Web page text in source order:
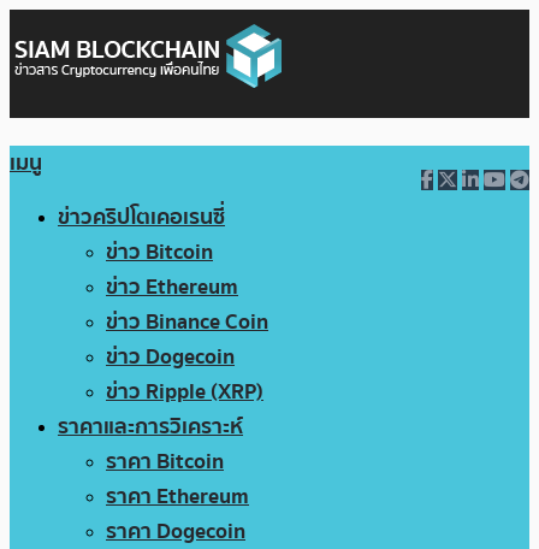
เมนู
ข่าวคริปโตเคอเรนซี่
ข่าว Bitcoin
ข่าว Ethereum
ข่าว Binance Coin
ข่าว Dogecoin
ข่าว Ripple (XRP)
ราคาและการวิเคราะห์
ราคา Bitcoin
ราคา Ethereum
ราคา Dogecoin